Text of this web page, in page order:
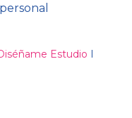
Estudio I